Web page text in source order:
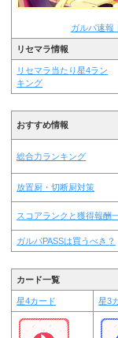
ガルパ速報
リセマラ情報
リセマラ当たり星4ラン
キング
おすすめ情報
総合力ランキング
放置厨・切断厨対策
スコアランクと獲得報酬
ガルパPASSは買うべき？
カード一覧
星4カード 星3